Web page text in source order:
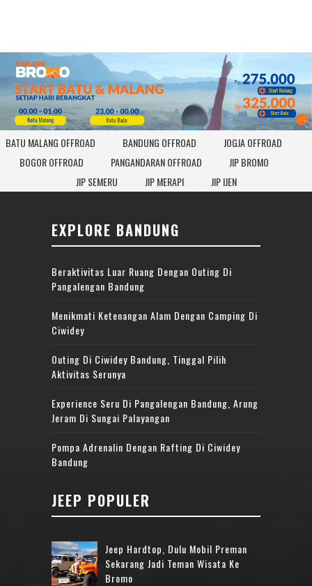
BATU MALANG OFFROAD BANDUNG OFFROAD
JOGJA OFFROAD
BOGOR OFFROAD
PANGANDARAN OFFROAD
JIP BROMO
JIP SEMERU
JIP MERAPI JIP IJEN
EXPLORE BANDUNG
Beraktivitas Luar Ruang Dengan Outing Di
Pangalengan Bandung
Menikmati Ketenangan Alam Dengan Camping Di
Ciwidey
Outing Di Ciwidey Bandung, Tinggal Pilih
Aktivitas Serunya
Experience Seru Di Pangalengan Bandung, Arung
Jeram Di Sungai Palayangan
Pompa Adrenalin Dengan Rafting Di Ciwidey
Bandung
JEEP POPULER
Jeep Hardtop, Dulu Mobil Preman
Sekarang Jadi Teman Wisata Ke
Bromo